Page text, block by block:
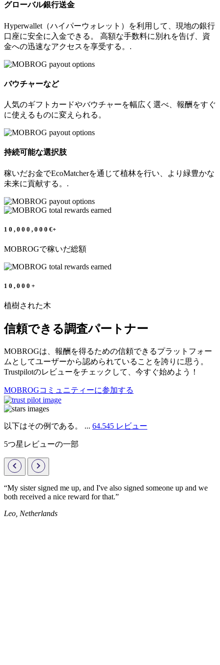
グローバル銀行送金
Hyperwallet（ハイパーウォレット）を利用して、現地の銀行
口座に安全に入金できる。 高額な手数料に別れを告げ、資
金への迅速なアクセスを享受する。.
バウチャーなど
人気のギフトカードやバウチャーを幅広く選べ、報酬をすぐ
に使えるものに変えられる。
持続可能な選択肢
稼いだお金でEcoMatcherを通じて植林を行い、より緑豊かな
未来に貢献する。.
1 0 , 0 0 0 , 0 0 0 €+
MOBROGで稼いだ総額
1 0 , 0 0 0 +
植樹された木
信頼できる調査パートナー
MOBROGは、報酬を得るための信頼できるプラットフォー
ムとしてユーザーから認められていることを誇りに思う。
Trustpilotのレビューをチェックして、今すぐ始めよう！
MOBROGコミュニティーに参加する
以下はその例である。 ... 64.545 レビュー
5つ星レビューの一部
“My sister signed me up, and I've also signed someone up and we
both received a nice reward for that.”
Leo, Netherlands